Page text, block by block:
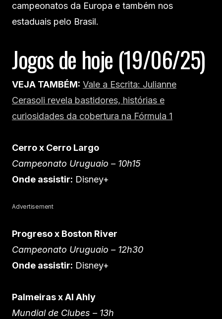
campeonatos da Europa e também nos
estaduais pelo Brasil.
Jogos de hoje (19/06/25)
VEJA TAMBÉM: Vale a Escrita: Julianne
Cerasoli revela bastidores, histórias e
curiosidades da cobertura na Fórmula 1
Cerro x Cerro Largo
Campeonato Uruguaio – 10h15
Onde assistir: Disney+
Advertisement
Progreso x Boston River
Campeonato Uruguaio – 12h30
Onde assistir: Disney+
Palmeiras x Al Ahly
Mundial de Clubes – 13h